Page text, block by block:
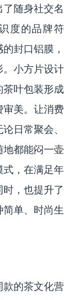
随身社交名
度的品牌符
封口铝膜，
。小方片设计
茶叶包装形成
审美。让消费
日常聚会、
地都能闷一壶
式，在满足年
，也提升了
单、时尚生
款的茶文化营